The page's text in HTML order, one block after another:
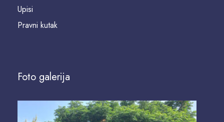
Upisi
Pravni kutak
Foto galerija